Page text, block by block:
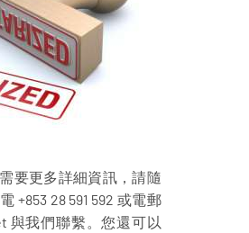
要更多詳細資訊，請隨
+853 28 591 592 或電郵
與我們聯繫。您還可以